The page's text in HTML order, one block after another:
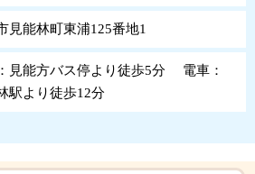
見能林町東浦125番地1
見能方バス停より徒歩5分 電車：
駅より徒歩12分